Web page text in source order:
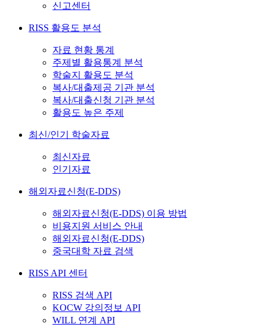
신고센터
RISS 활용도 분석
자료 현황 통계
주제별 활용통계 분석
학술지 활용도 분석
복사/대출제공 기관 분석
복사/대출신청 기관 분석
활용도 높은 주제
최신/인기 학술자료
최신자료
인기자료
해외자료신청(E-DDS)
해외자료신청(E-DDS) 이용 방법
비용지원 서비스 안내
해외자료신청(E-DDS)
중국대학 자료 검색
RISS API 센터
RISS 검색 API
KOCW 강의정보 API
WILL 연계 API